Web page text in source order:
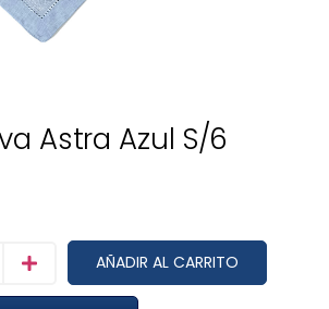
Astra Azul S/6
AÑADIR AL CARRITO